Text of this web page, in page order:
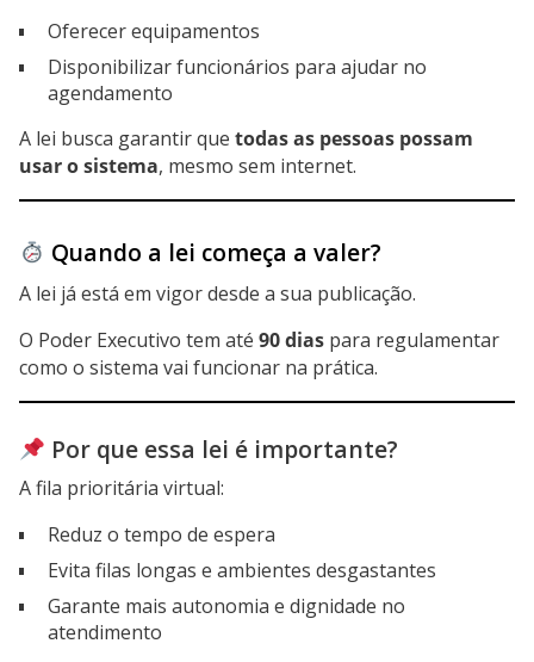
Oferecer equipamentos
Disponibilizar funcionários para ajudar no
agendamento
A lei busca garantir que todas as pessoas possam
usar o sistema, mesmo sem internet.
Quando a lei começa a valer?
A lei já está em vigor desde a sua publicação.
O Poder Executivo tem até 90 dias para regulamentar
como o sistema vai funcionar na prática.
Por que essa lei é importante?
A fila prioritária virtual:
Reduz o tempo de espera
Evita filas longas e ambientes desgastantes
Garante mais autonomia e dignidade no
atendimento